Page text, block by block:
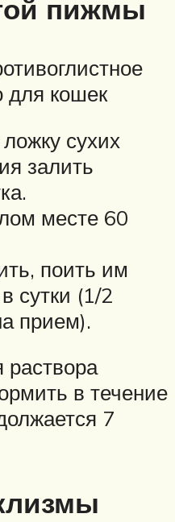
пижмы
для кошек
сухих
залить
месте 60
поить им
сутки (1/2
прием).
в течение
7